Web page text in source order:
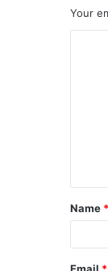
Your
t
*
Name *
Email *